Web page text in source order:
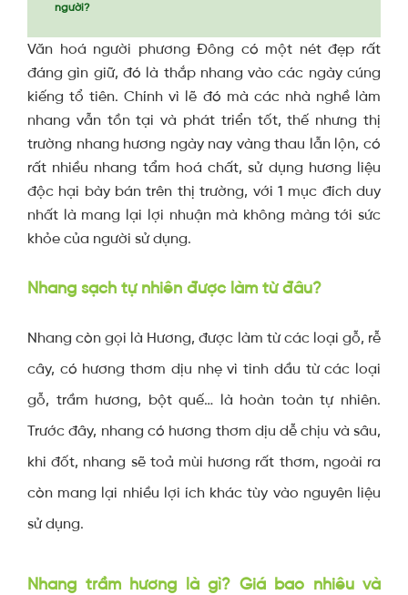
người?
Văn hoá người phương Đông có một nét đẹp rất
đáng gìn giữ, đó là thắp nhang vào các ngày cúng
kiếng tổ tiên. Chính vì lẽ đó mà các nhà nghề làm
nhang vẫn tồn tại và phát triển tốt, thế nhưng thị
trường nhang hương ngày nay vàng thau lẫn lộn, có
rất nhiều nhang tẩm hoá chất, sử dụng hương liệu
độc hại bày bán trên thị trường, với 1 mục đích duy
nhất là mang lại lợi nhuận mà không màng tới sức
khỏe của người sử dụng.
Nhang sạch tự nhiên được làm từ đâu?
Nhang còn gọi là Hương, được làm từ các loại gỗ, rễ
cây, có hương thơm dịu nhẹ vì tinh dầu từ các loại
gỗ, trầm hương, bột quế… là hoàn toàn tự nhiên.
Trước đây, nhang có hương thơm dịu dễ chịu và sâu,
khi đốt, nhang sẽ toả mùi hương rất thơm, ngoài ra
còn mang lại nhiều lợi ích khác tùy vào nguyên liệu
sử dụng.
Nhang trầm hương là gì? Giá bao nhiêu và